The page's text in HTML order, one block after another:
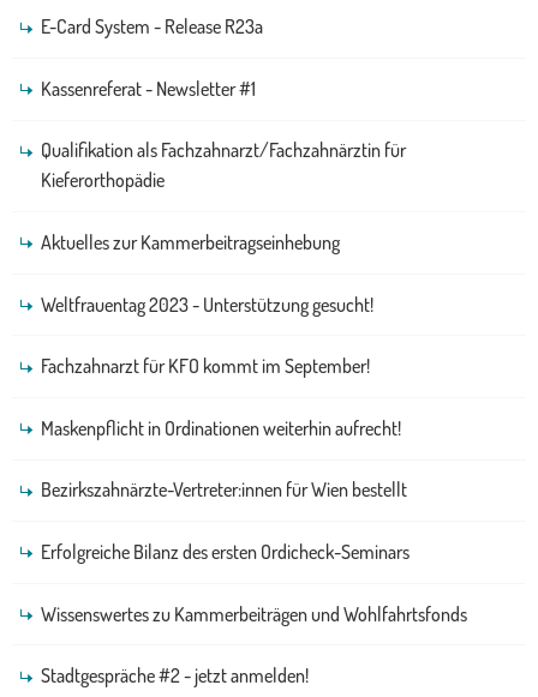
E-Card System - Release R23a
Kassenreferat - Newsletter #1
Qualifikation als Fachzahnarzt/Fachzahnärztin für
Kieferorthopädie
Aktuelles zur Kammerbeitragseinhebung
Weltfrauentag 2023 - Unterstützung gesucht!
Fachzahnarzt für KFO kommt im September!
Maskenpflicht in Ordinationen weiterhin aufrecht!
Bezirkszahnärzte-Vertreter:innen für Wien bestellt
Erfolgreiche Bilanz des ersten Ordicheck-Seminars
Wissenswertes zu Kammerbeiträgen und Wohlfahrtsfonds
Stadtgespräche #2 - jetzt anmelden!